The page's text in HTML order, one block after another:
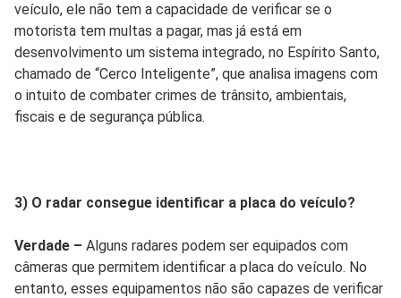
veículo, ele não tem a capacidade de verificar se o
motorista tem multas a pagar, mas já está em
desenvolvimento um sistema integrado, no Espírito Santo,
chamado de “Cerco Inteligente”, que analisa imagens com
o intuito de combater crimes de trânsito, ambientais,
fiscais e de segurança pública.
3) O radar consegue identificar a placa do veículo?
Verdade – Alguns radares podem ser equipados com
câmeras que permitem identificar a placa do veículo. No
entanto, esses equipamentos não são capazes de verificar